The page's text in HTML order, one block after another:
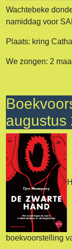
Wachtebeke
namiddag voor
Plaats: kring
We zongen: 2
augustus
boekvoorstelling